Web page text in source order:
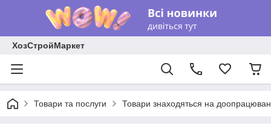
ХозСтройМаркет
Товари та послуги Товари знаходяться на